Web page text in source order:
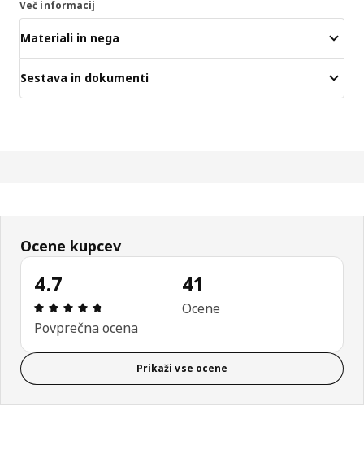
Več informacij
Materiali in nega
Sestava in dokumenti
Ocene kupcev
4.7
Ocena in komentar: 4.7 od skupno 5 zvezdic.
Povprečna ocena
41
Ocene
Prikaži vse ocene